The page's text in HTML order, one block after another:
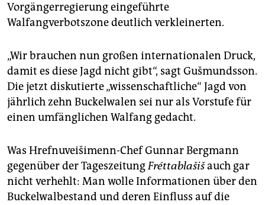
Vorgängerregierung eingeführte
Walfangverbotszone deutlich verkleinerten.
„Wir brauchen nun großen internationalen Druck,
damit es diese Jagd nicht gibt“, sagt Gušmundsson.
Die jetzt diskutierte „wissenschaftliche“ Jagd von
jährlich zehn Buckelwalen sei nur als Vorstufe für
einen umfänglichen Walfang gedacht.
Was Hrefnuveišimenn-Chef Gunnar Bergmann
gegenüber der TageszeitungFréttablašišauch gar
nicht verhehlt: Man wolle Informationen über den
Buckelwalbestand und deren Einfluss auf die